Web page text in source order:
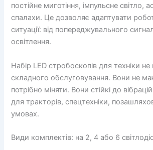
постійне миготіння, імпульсне світло,
спалахи. Це дозволяє адаптувати
ситуації: від попереджувального
освітлення.
Набір LED стробоскопів для техніки
складного обслуговування. Вони не
потрібно міняти. Вони стійкі до
для тракторів, спецтехніки,
умовах.
Види комплектів: на 2, 4 або 6